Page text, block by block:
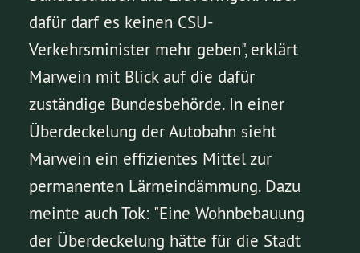
dafür darf es keinen CSU-
Verkehrsminister mehr geben", erklärt
Marwein mit Blick auf die dafür
zuständige Bundesbehörde. In einer
Überdeckelung der Autobahn sieht
Marwein ein effizientes Mittel zur
permanenten Lärmeindämmung. Dazu
meinte auch Tok: "Eine Wohnbebauung
der Überdeckelung hätte für die Stadt